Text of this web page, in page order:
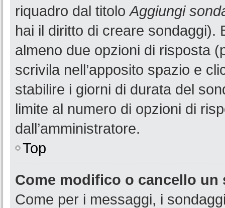
riquadro dal titoloAggiungi
hai il diritto di creare sondaggi).
almeno due opzioni di risposta
scrivila nell’apposito spazio e
stabilire i giorni di durata del
limite al numero di opzioni di
dall’amministratore.
Top
Come modifico o cancello un
Come per i messaggi, i